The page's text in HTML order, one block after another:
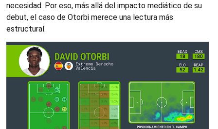
necesidad. Por eso, más allá del impacto mediático de su
debut, el caso de Otorbi merece una lectura más
estructural.